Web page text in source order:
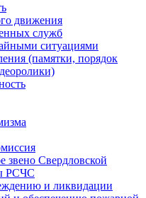
движения
служб
ситуациями
(памятки, порядок
звено Свердловской
РСЧС
и ликвидации